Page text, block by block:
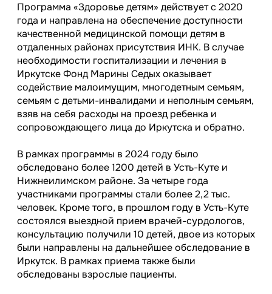
Программа «Здоровье детям» действует с 2020
года и направлена на обеспечение доступности
качественной медицинской помощи детям в
отдаленных районах присутствия ИНК. В случае
необходимости госпитализации и лечения в
Иркутске Фонд Марины Седых оказывает
содействие малоимущим, многодетным семьям,
семьям с детьми-инвалидами и неполным семьям,
взяв на себя расходы на проезд ребенка и
сопровождающего лица до Иркутска и обратно.
В рамках программы в 2024 году было
обследовано более 1200 детей в Усть-Куте и
Нижнеилимском районе. За четыре года
участниками программы стали более 2,2 тыс.
человек. Кроме того, в прошлом году в Усть-Куте
состоялся выездной прием врачей-сурдологов,
консультацию получили 10 детей, двое из которых
были направлены на дальнейшее обследование в
Иркутск. В рамках приема также были
обследованы взрослые пациенты.